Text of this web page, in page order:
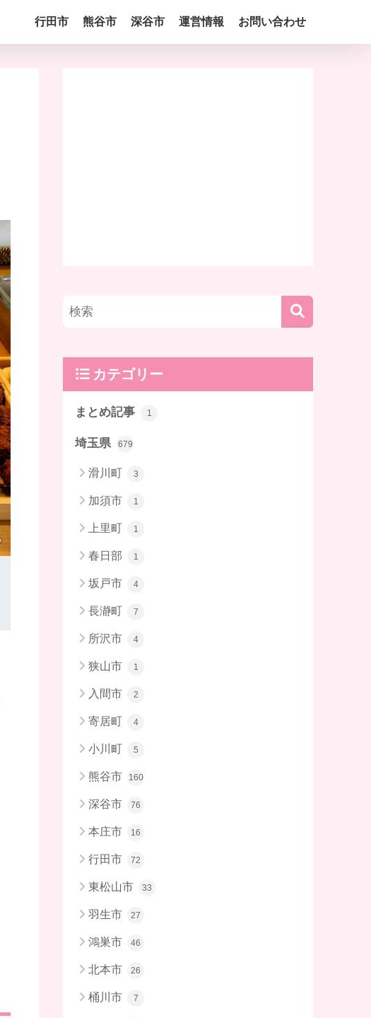
行田市 熊谷市 深谷市 運営情報 お問い合わせ
カテゴリー
まとめ記事 1
埼玉県 679
滑川町 3
加須市 1
上里町 1
春日部 1
坂戸市 4
長瀞町 7
所沢市 4
狭山市 1
入間市 2
寄居町 4
小川町 5
熊谷市 160
深谷市 76
本庄市 16
行田市 72
東松山市 33
羽生市 27
鴻巣市 46
北本市 26
桶川市 7